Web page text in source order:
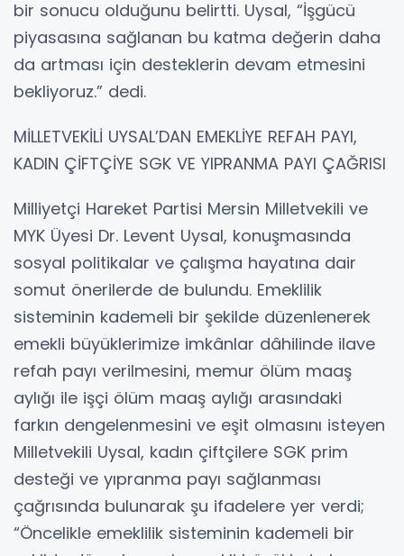
bir sonucu olduğunu belirtti. Uysal, “İşgücü
piyasasına sağlanan bu katma değerin daha
da artması için desteklerin devam etmesini
bekliyoruz.” dedi.
MİLLETVEKİLİ UYSAL’DAN EMEKLİYE REFAH PAYI,
KADIN ÇİFTÇİYE SGK VE YIPRANMA PAYI ÇAĞRISI
Milliyetçi Hareket Partisi Mersin Milletvekili ve
MYK Üyesi Dr. Levent Uysal, konuşmasında
sosyal politikalar ve çalışma hayatına dair
somut önerilerde de bulundu. Emeklilik
sisteminin kademeli bir şekilde düzenlenerek
emekli büyüklerimize imkânlar dâhilinde ilave
refah payı verilmesini, memur ölüm maaş
aylığı ile işçi ölüm maaş aylığı arasındaki
farkın dengelenmesini ve eşit olmasını isteyen
Milletvekili Uysal, kadın çiftçilere SGK prim
desteği ve yıpranma payı sağlanması
çağrısında bulunarak şu ifadelere yer verdi;
“Öncelikle emeklilik sisteminin kademeli bir